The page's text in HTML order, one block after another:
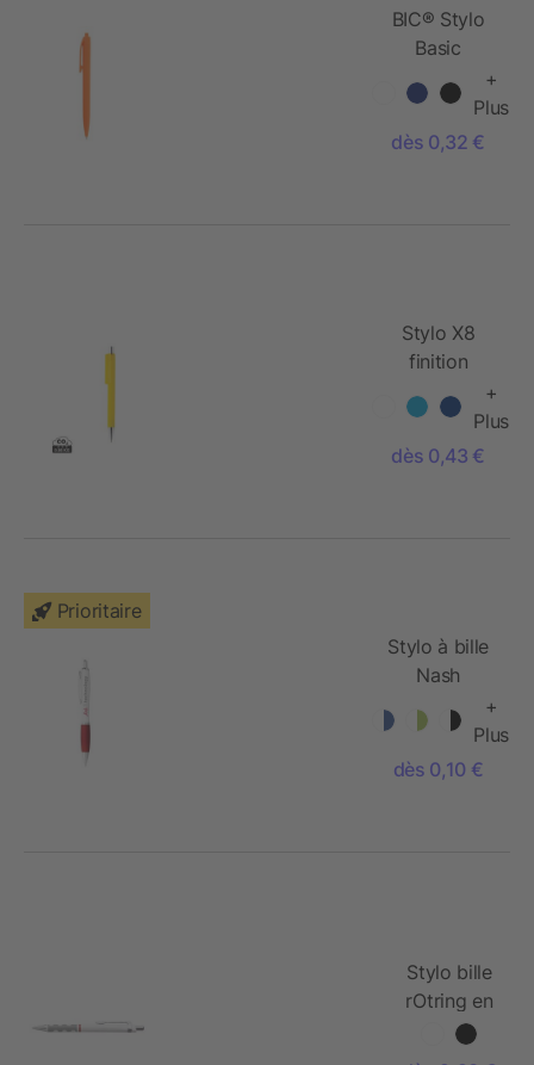
BIC® Stylo
Basic
+
Plus
dès 0,32 €
Stylo X8
finition
+
Plus
dès 0,43 €
Prioritaire
Stylo à bille
Nash
+
Plus
dès 0,10 €
Stylo bille
rOtring en
ABS